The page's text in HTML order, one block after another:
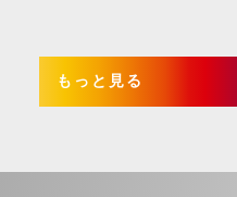
もっと見る